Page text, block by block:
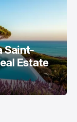
Saint-
Estate